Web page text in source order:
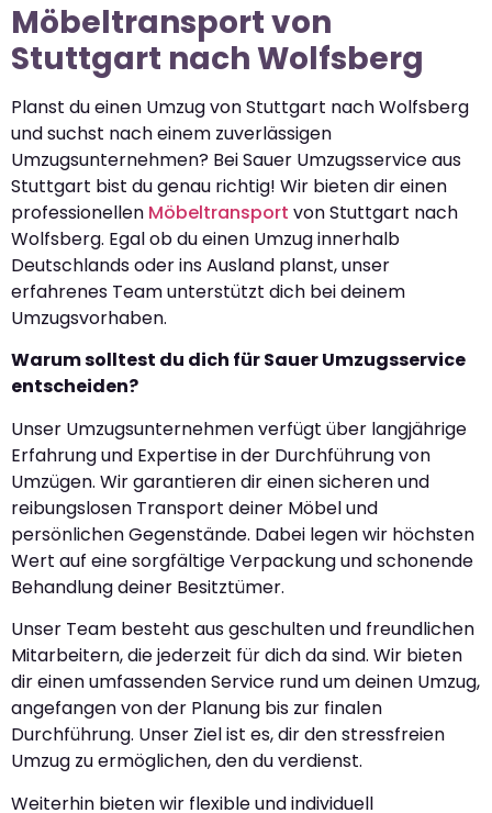
Möbeltransport von
Stuttgart nach Wolfsberg
Planst du einen Umzug von Stuttgart nach Wolfsberg
und suchst nach einem zuverlässigen
Umzugsunternehmen? Bei Sauer Umzugsservice aus
Stuttgart bist du genau richtig! Wir bieten dir einen
professionellen Möbeltransport von Stuttgart nach
Wolfsberg. Egal ob du einen Umzug innerhalb
Deutschlands oder ins Ausland planst, unser
erfahrenes Team unterstützt dich bei deinem
Umzugsvorhaben.
Warum solltest du dich für Sauer Umzugsservice
entscheiden?
Unser Umzugsunternehmen verfügt über langjährige
Erfahrung und Expertise in der Durchführung von
Umzügen. Wir garantieren dir einen sicheren und
reibungslosen Transport deiner Möbel und
persönlichen Gegenstände. Dabei legen wir höchsten
Wert auf eine sorgfältige Verpackung und schonende
Behandlung deiner Besitztümer.
Unser Team besteht aus geschulten und freundlichen
Mitarbeitern, die jederzeit für dich da sind. Wir bieten
dir einen umfassenden Service rund um deinen Umzug,
angefangen von der Planung bis zur finalen
Durchführung. Unser Ziel ist es, dir den stressfreien
Umzug zu ermöglichen, den du verdienst.
Weiterhin bieten wir flexible und individuell